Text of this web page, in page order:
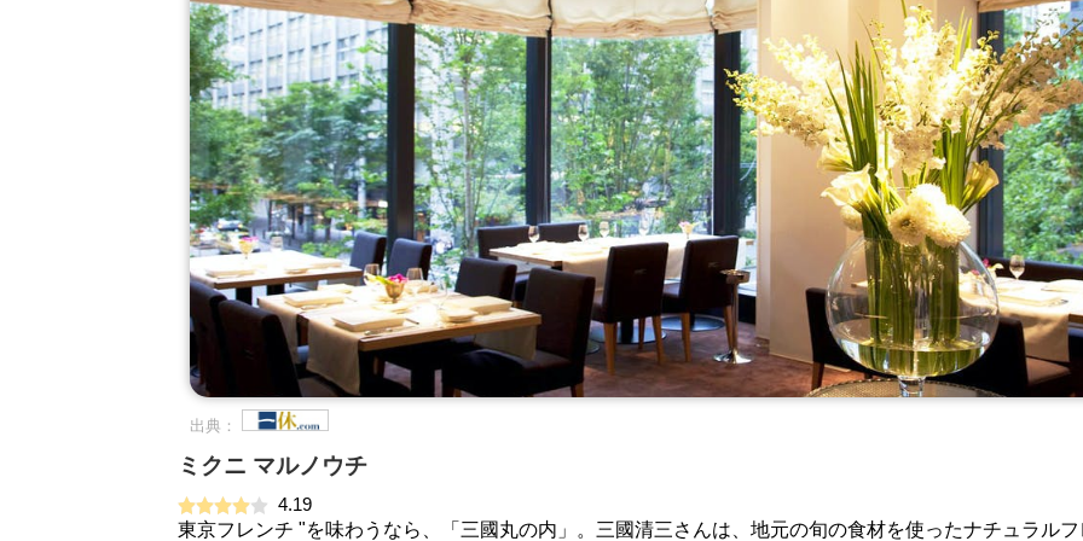
出典：
ミクニ マルノウチ
4.19
東京フレンチ "を味わうなら、「三國丸の内」。三國清三さんは、地元の旬の食材を使ったナチュラル